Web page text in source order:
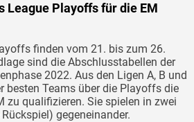
League Playoffs für die EM
finden vom 21. bis zum 26.
sind die Abschlusstabellen der
2022. Aus den Ligen A, B und
besten Teams über die Playoffs die
zu qualifizieren. Sie spielen in zwei
gegeneinander.